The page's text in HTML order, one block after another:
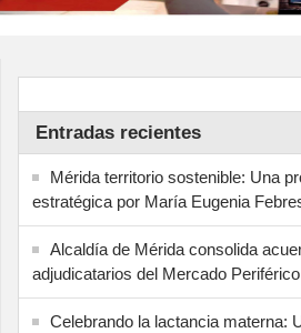
Entradas recientes
Mérida territorio sostenible: Una
estratégica por María Eugenia
Alcaldía de Mérida consolida
adjudicatarios del Mercado Periférico
Celebrando la lactancia materna: